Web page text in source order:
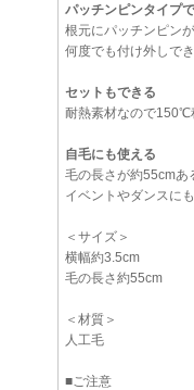
パッチンピンタイプ
根元にパッチンピン
何度でも付け外しでき
セットもできる
耐熱素材なので150℃
自毛にも使える
毛の長さが約55cmあ
イベントやダンスに
＜サイズ＞
横幅約3.5cm
毛の長さ約55cm
＜材質＞
人工毛
■ご注意